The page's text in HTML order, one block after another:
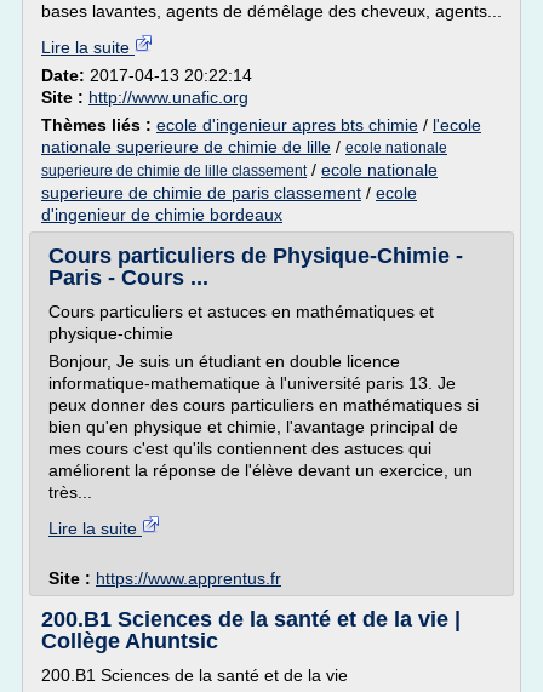
bases lavantes, agents de démêlage des cheveux, agents...
Lire la suite
Date: 2017-04-13 20:22:14
Site : http://www.unafic.org
Thèmes liés : ecole d'ingenieur apres bts chimie / l'ecole
nationale superieure de chimie de lille / ecole nationale
superieure de chimie de lille classement/ ecole nationale
superieure de chimie de paris classement / ecole
d'ingenieur de chimie bordeaux
Cours particuliers de Physique-Chimie -
Paris - Cours ...
Cours particuliers et astuces en mathématiques et
physique-chimie
Bonjour, Je suis un étudiant en double licence
informatique-mathematique à l'université paris 13. Je
peux donner des cours particuliers en mathématiques si
bien qu'en physique et chimie, l'avantage principal de
mes cours c'est qu'ils contiennent des astuces qui
améliorent la réponse de l'élève devant un exercice, un
très...
Lire la suite
Site : https://www.apprentus.fr
200.B1 Sciences de la santé et de la vie |
Collège Ahuntsic
200.B1 Sciences de la santé et de la vie